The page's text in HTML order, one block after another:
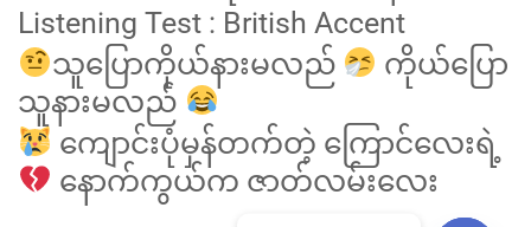
Listening Test : British Accent
သူပြောကိုယ်နားမလည်
ကိုယ်ပြော
သူနားမလည်
ကျောင်းပုံမှန်တက်တဲ့ ကြောင်လေးရဲ့
နောက်ကွယ်က ဇာတ်လမ်းလေး